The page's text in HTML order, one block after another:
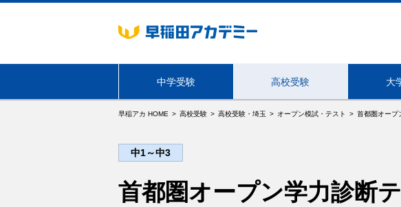
中学受験 高校受験 大
早稲アカ HOME 高校受験 高校受験・埼玉 オープン模試・テスト 首都圏オープ
中1～中3
首都圏オープン学力診断